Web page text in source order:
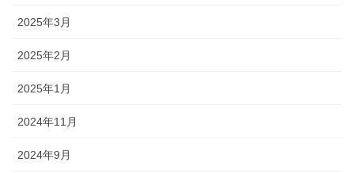
2025年3月
2025年2月
2025年1月
2024年11月
2024年9月